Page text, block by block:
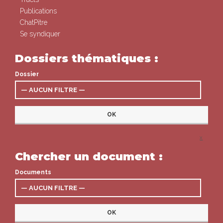
Publications
ChatPitre
Se syndiquer
Dossiers thématiques :
Dossier
x
Chercher un document :
Documents